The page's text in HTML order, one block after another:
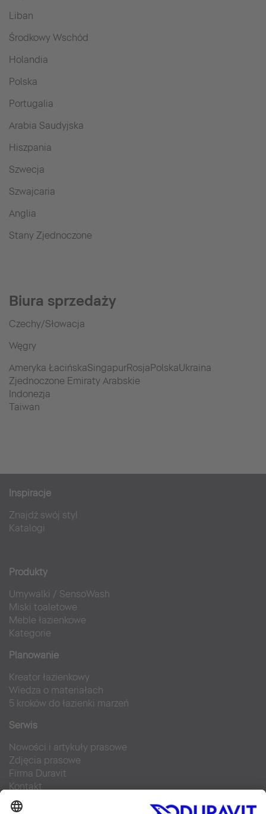
Liban
Środkowy Wschód
Holandia
Polska
Portugalia
Arabia Saudyjska
Hiszpania
Szwecja
Szwajcaria
Anglia
Stany Zjednoczone
Biura sprzedaży
Czechy/Słowacja
Węgry
Ameryka ŁacińskaSingapurRosjaPolskaUkraina
Zjednoczone Emiraty Arabskie
Indonezja
Taiwan
Inspiracje
Znajdź swój styl
Katalogi
Produkty
Umywalki / SensoWash
Miski toaletowe
Meble łazienkowe
Kategorie
Planowanie
Kreator łazienkowy
Wiedza o materiałach
5 kroków do łazienki marzeń
Serwis
Nowości i artykuły prasowe
Zdjęcia prasowe
Firma Duravit
Kontakt
Najczęściej zadawane pytania